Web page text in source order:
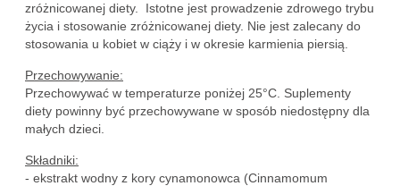
zróżnicowanej diety. Istotne jest prowadzenie zdrowego trybu
życia i stosowanie zróżnicowanej diety. Nie jest zalecany do
stosowania u kobiet w ciąży i w okresie karmienia piersią.
Przechowywanie:
Przechowywać w temperaturze poniżej 25°C. Suplementy
diety powinny być przechowywane w sposób niedostępny dla
małych dzieci.
Składniki:
- ekstrakt wodny z kory cynamonowca (Cinnamomum